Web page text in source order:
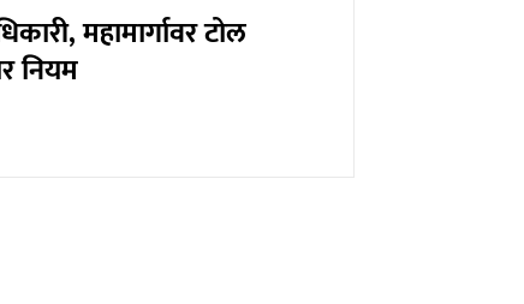
महामार्गावर टोल
नियम